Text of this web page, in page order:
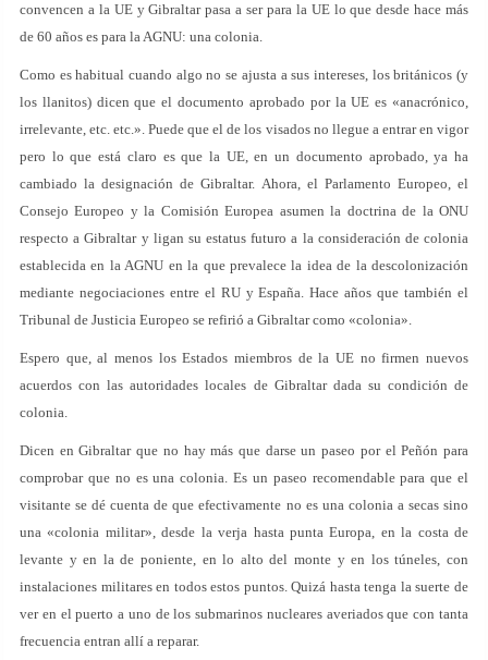
convencen a la UE y Gibraltar pasa a ser para la UE lo que desde hace más
de 60 años es para la AGNU: una colonia.
Como es habitual cuando algo no se ajusta a sus intereses, los británicos (y
los llanitos) dicen que el documento aprobado por la UE es «anacrónico,
irrelevante, etc. etc.». Puede que el de los visados no llegue a entrar en vigor
pero lo que está claro es que la UE, en un documento aprobado, ya ha
cambiado la designación de Gibraltar. Ahora, el Parlamento Europeo, el
Consejo Europeo y la Comisión Europea asumen la doctrina de la ONU
respecto a Gibraltar y ligan su estatus futuro a la consideración de colonia
establecida en la AGNU en la que prevalece la idea de la descolonización
mediante negociaciones entre el RU y España. Hace años que también el
Tribunal de Justicia Europeo se refirió a Gibraltar como «colonia».
Espero que, al menos los Estados miembros de la UE no firmen nuevos
acuerdos con las autoridades locales de Gibraltar dada su condición de
colonia.
Dicen en Gibraltar que no hay más que darse un paseo por el Peñón para
comprobar que no es una colonia. Es un paseo recomendable para que el
visitante se dé cuenta de que efectivamente no es una colonia a secas sino
una «colonia militar», desde la verja hasta punta Europa, en la costa de
levante y en la de poniente, en lo alto del monte y en los túneles, con
instalaciones militares en todos estos puntos. Quizá hasta tenga la suerte de
ver en el puerto a uno de los submarinos nucleares averiados que con tanta
frecuencia entran allí a reparar.